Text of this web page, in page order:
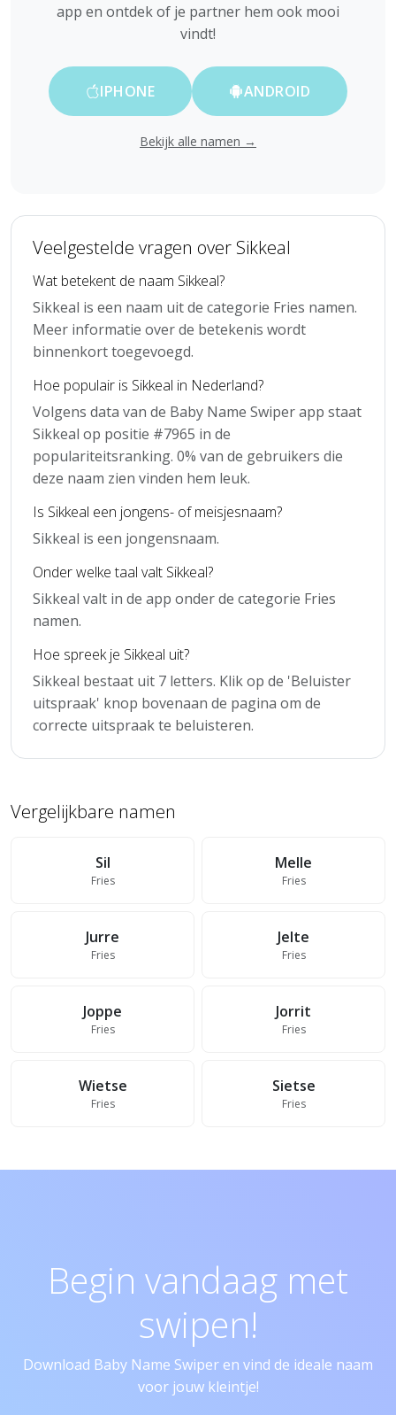
app en ontdek of je partner hem ook mooi
vindt!
IPHONE ANDROID
Bekijk alle namen →
Veelgestelde vragen over Sikkeal
Wat betekent de naam Sikkeal?
Sikkeal is een naam uit de categorie Fries namen.
Meer informatie over de betekenis wordt
binnenkort toegevoegd.
Hoe populair is Sikkeal in Nederland?
Volgens data van de Baby Name Swiper app staat
Sikkeal op positie #7965 in de
populariteitsranking. 0% van de gebruikers die
deze naam zien vinden hem leuk.
Is Sikkeal een jongens- of meisjesnaam?
Sikkeal is een jongensnaam.
Onder welke taal valt Sikkeal?
Sikkeal valt in de app onder de categorie Fries
namen.
Hoe spreek je Sikkeal uit?
Sikkeal bestaat uit 7 letters. Klik op de 'Beluister
uitspraak' knop bovenaan de pagina om de
correcte uitspraak te beluisteren.
Vergelijkbare namen
Sil
Fries
Melle
Fries
Jurre
Fries
Jelte
Fries
Joppe
Fries
Jorrit
Fries
Wietse
Fries
Sietse
Fries
Begin vandaag met
swipen!
Download Baby Name Swiper en vind de ideale naam
voor jouw kleintje!